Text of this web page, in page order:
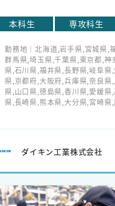
ビスや、
てメリットのあるソリュー
います。
障対応だけに終わらない、よ
現します。
内外のお客様に対し、空調
お客様のニーズを工場に届け
要な役割を担う
客様のお困りごとを解決す
の拡大」も担う
本科生 専攻科生
勤務地｜北海道,岩手県,宮城県,
群馬県,埼玉県,千葉県,東京都,神
県,石川県,福井県,長野県,岐阜県
県,京都府,大阪府,兵庫県,奈良県
県,山口県,徳島県,香川県,愛媛県
県,長崎県,熊本県,大分県,宮崎県
ダイキン工業株式会社